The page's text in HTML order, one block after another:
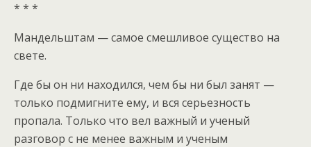
* * *
Мандельштам — самое смешливое существо на
свете.
Где бы он ни находился, чем бы ни был занят —
только подмигните ему, и вся серьезность
пропала. Только что вел важный и ученый
разговор с не менее важным и ученым